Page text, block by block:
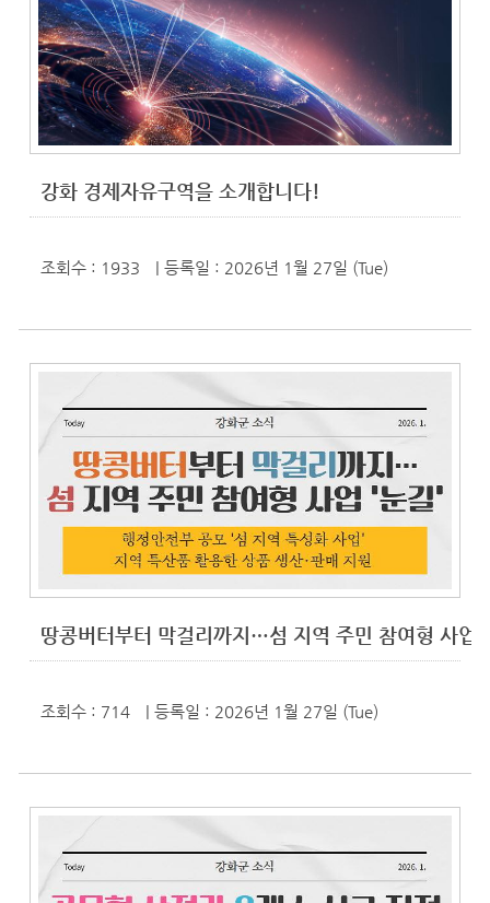
강화 경제자유구역을 소개합니다!
조회수 : 1933 | 등록일 : 2026년 1월 27일 (Tue)
땅콩버터부터 막걸리까지…섬 지역 주민 참여형 사업
조회수 : 714 | 등록일 : 2026년 1월 27일 (Tue)